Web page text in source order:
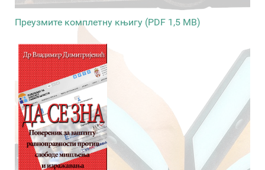
Преузмите комплетну књигу (PDF 1,5 MB)